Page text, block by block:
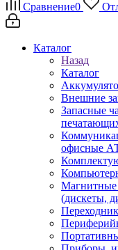
Сравнение0
Каталог
Назад
Каталог
Внешние
Запасные
офисные
Магнитные
(дискеты,